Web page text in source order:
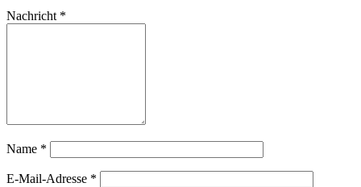
Nachricht *
Name *
E-Mail-Adresse *